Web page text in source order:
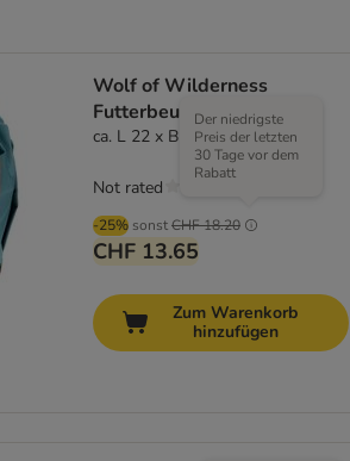
Wolf of Wilderness
Futterbeutel
ca. L 22 x B 20 x H 42 cm
-25% sonstCHF 18.20
Der niedrigste
Preis der letzten
30 Tage vor dem
Rabatt
CHF 13.65
Not rated
Zum Warenkorb
hinzufügen